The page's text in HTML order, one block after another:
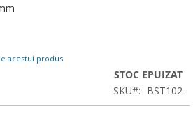
acestui produs
STOC EPUIZAT
SKU
BST102